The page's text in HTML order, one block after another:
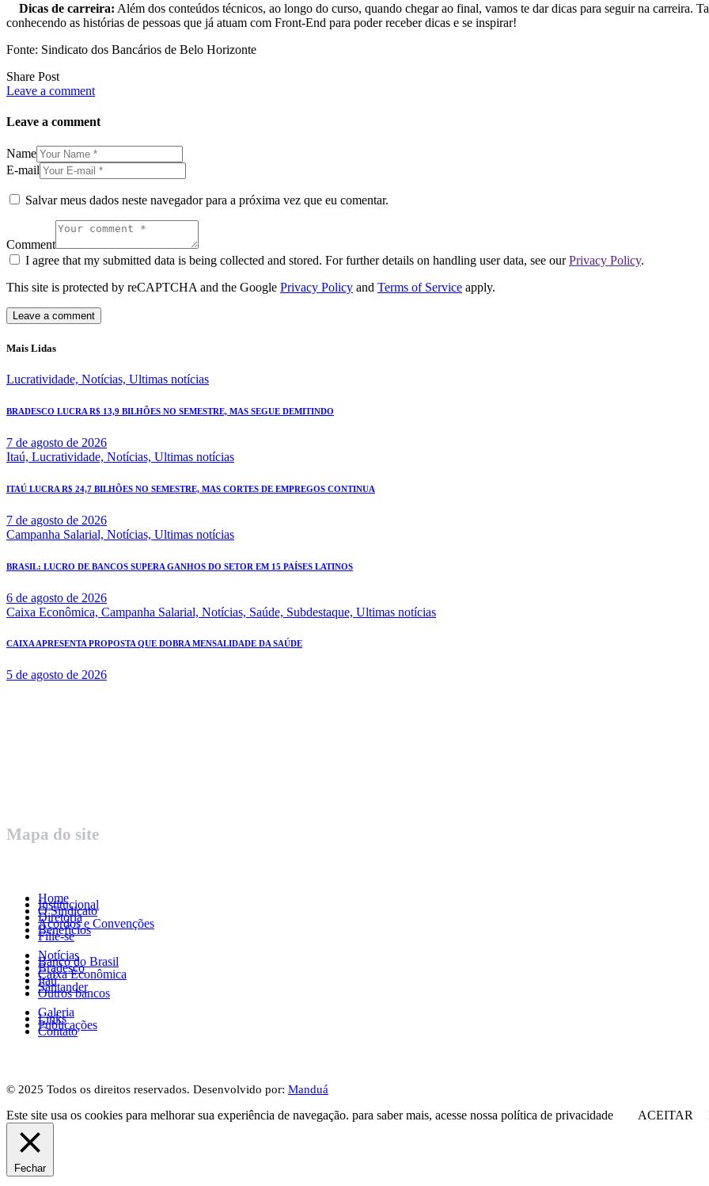
Dicas de carreira: Além dos conteúdos técnicos, ao longo do curso, quando chegar ao final, vamos te dar dicas para seguir na carreira.
conhecendo as histórias de pessoas que já atuam com Front-End para poder receber dicas e se inspirar!
Fonte: Sindicato dos Bancários de Belo Horizonte
Share Post
Leave a comment
Leave a comment
Name
E-mail
Salvar meus dados neste navegador para a próxima vez que eu comentar.
Comment
I agree that my submitted data is being collected and stored. For further details on handling user data, see ourPrivacy Policy.
This site is protected by reCAPTCHA and the Google Privacy Policy and Terms of Service apply.
Mais Lidas
Lucratividade, Notícias, Ultimas notícias
BRADESCO LUCRA R$ 13,9 BILHÕES NO SEMESTRE, MAS SEGUE DEMITINDO
7 de agosto de 2026
Itaú, Lucratividade, Notícias, Ultimas notícias
ITAÚ LUCRA R$ 24,7 BILHÕES NO SEMESTRE, MAS CORTES DE EMPREGOS CONTINUA
7 de agosto de 2026
Campanha Salarial, Notícias, Ultimas notícias
BRASIL: LUCRO DE BANCOS SUPERA GANHOS DO SETOR EM 15 PAÍSES LATINOS
6 de agosto de 2026
Caixa Econômica, Campanha Salarial, Notícias, Saúde, Subdestaque, Ultimas notícias
CAIXA APRESENTA PROPOSTA QUE DOBRA MENSALIDADE DA SAÚDE
5 de agosto de 2026
Mapa do site
Home
Institucional
O Sindicato
Diretoria
Acordos e Convenções
Benefícios
Filie-se
Notícias
Banco do Brasil
Bradesco
Caixa Econômica
Itaú
Santander
Outros bancos
Galeria
Links
Publicações
Contato
© 2025 Todos os direitos reservados. Desenvolvido por: Manduá
Este site usa os cookies para melhorar sua experiência de navegação. para saber mais, acesse nossa política de privacidade ACEITAR
Fechar